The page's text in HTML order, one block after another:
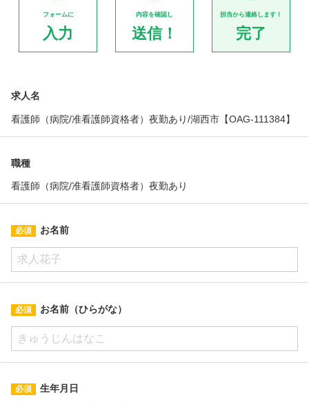
フォームに
入力
内容を確認し
送信！
担当から連絡します！
完了
求人名
看護師（病院/准看護師資格者）夜勤あり/湖西市【OAG-111384】
職種
看護師（病院/准看護師資格者）夜勤あり
お名前
お名前（ひらがな）
生年月日